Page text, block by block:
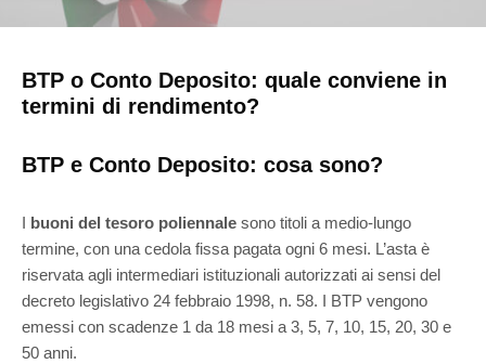
BTP o Conto Deposito: quale conviene in
termini di rendimento?
BTP e Conto Deposito: cosa sono?
I buoni del tesoro poliennale sono titoli a medio-lungo
termine, con una cedola fissa pagata ogni 6 mesi. L’asta è
riservata agli intermediari istituzionali autorizzati ai sensi del
decreto legislativo 24 febbraio 1998, n. 58. I BTP vengono
emessi con scadenze 1 da 18 mesi a 3, 5, 7, 10, 15, 20, 30 e
50 anni.